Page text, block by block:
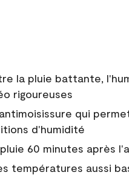
la pluie battante,
rigoureuses
qui
d'humidité
60 minutes après
températures aussi